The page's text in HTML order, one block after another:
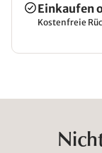
Einkaufen
Kostenfreie